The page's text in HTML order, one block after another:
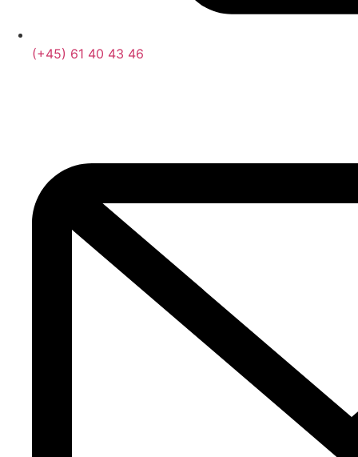
(+45) 61 40 43 46